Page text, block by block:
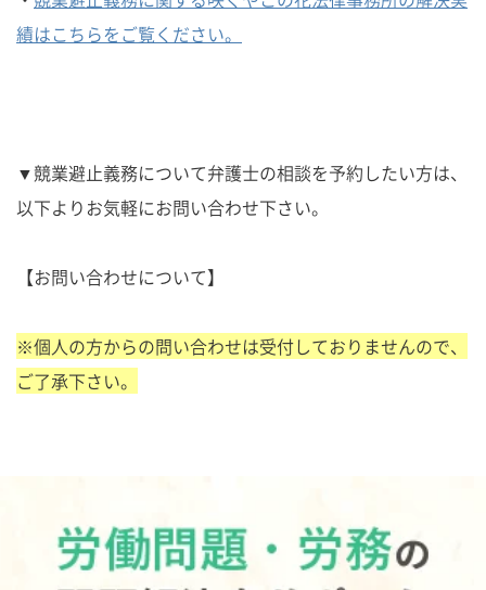
績はこちらをご覧ください。
▼競業避止義務について弁護士の相談を予約したい方は、
以下よりお気軽にお問い合わせ下さい。
【お問い合わせについて】
※個人の方からの問い合わせは受付しておりませんので、
ご了承下さい。